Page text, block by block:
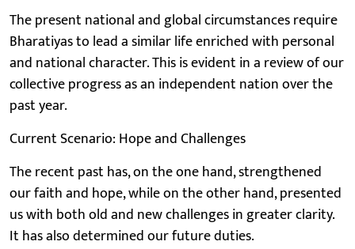
The present national and global circumstances require
Bharatiyas to lead a similar life enriched with personal
and national character. This is evident in a review of our
collective progress as an independent nation over the
past year.
Current Scenario: Hope and Challenges
The recent past has, on the one hand, strengthened
our faith and hope, while on the other hand, presented
us with both old and new challenges in greater clarity.
It has also determined our future duties.